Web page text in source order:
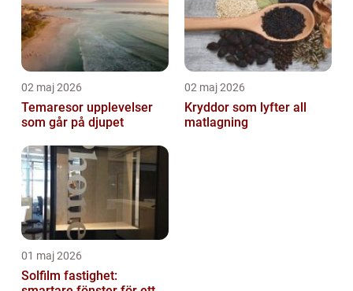
02 maj 2026
Temaresor upplevelser
som går på djupet
02 maj 2026
Kryddor som lyfter all
matlagning
01 maj 2026
Solfilm fastighet: